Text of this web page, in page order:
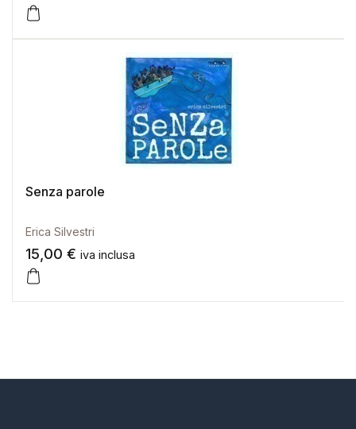
Senza parole
Erica Silvestri
15,00 € iva inclusa